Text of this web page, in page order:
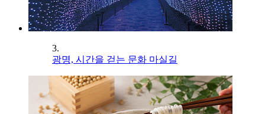
3.
광명, 시간을 걷는 문화 마실길